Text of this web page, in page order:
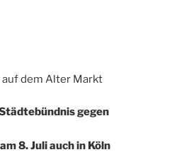
auf dem Alter Markt
gegen
8. Juli auch in Köln